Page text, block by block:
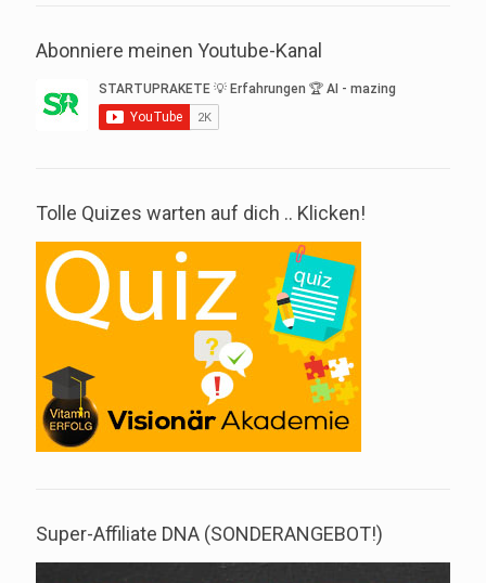
Abonniere meinen Youtube-Kanal
Tolle Quizes warten auf dich .. Klicken!
Super-Affiliate DNA (SONDERANGEBOT!)